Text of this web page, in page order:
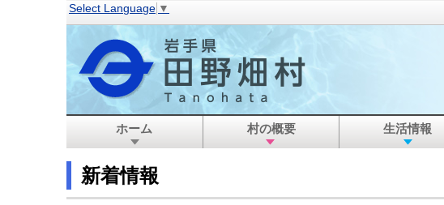
Select Language ▼
ホーム 村の概要 生活情報
新着情報